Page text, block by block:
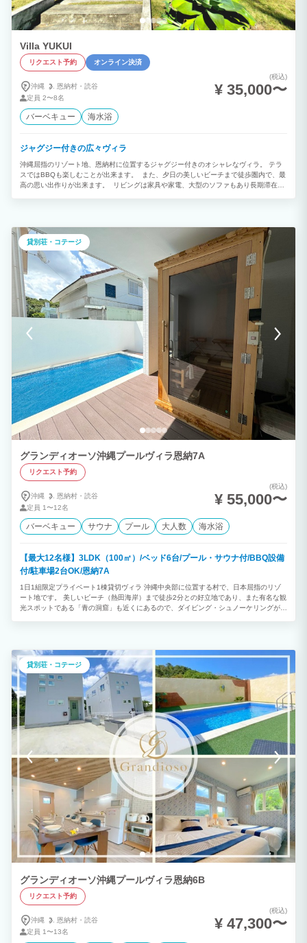
Villa YUKUI
リクエスト予約 オンライン決済
沖縄 恩納村・ 読谷
定員 2〜8名
(税込)
¥ 35,000〜
バーベキュー 海水浴
ジャグジー付きの広々ヴィラ
沖縄屈指のリゾート地、恩納村に位置するジャグジー付きのオシャレなヴィラ。 テラ
スではBBQも楽しむことが出来ます。 また、夕日の美しいビーチまで徒歩圏内で、最
高の思い出作りが出来ます。 リビングは家具や家電、大型のソファもあり長期滞在で
心してご利用頂けます。 お風呂は広い浴室に加え、別でシャールームもあるため様々
なタイプのグループ様でご利用頂けます。 当施設を拠点に、沖縄旅行が素晴らしいも
のとなりますように。
貸別荘・コテージ
グランディオーソ沖縄プールヴィラ恩納7A
リクエスト予約
沖縄 恩納村・ 読谷
定員 1〜12名
(税込)
¥ 55,000〜
バーベキュー サウナ プール 大人数 海水浴
【最大12名様】3LDK（100㎡）/ベッド6台/プール・サウナ付/BBQ設備
付/駐車場2台OK/恩納7A
1日1組限定プライベート1棟貸切ヴィラ 沖縄中央部に位置する村で、日本屈指のリゾ
ート地です。 美しいビーチ（熱田海岸）まで徒歩2分との好立地であり、また有名な観
光スポットである「青の洞窟」も近くにあるので、ダイビング・シュノーケリングが楽
貸別荘・コテージ
グランディオーソ沖縄プールヴィラ恩納6B
リクエスト予約
沖縄 恩納村・ 読谷
定員 1〜13名
(税込)
¥ 47,300〜